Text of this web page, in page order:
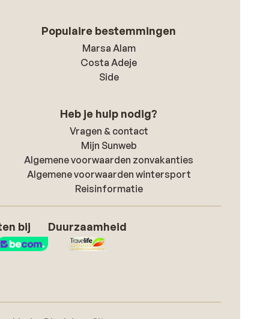
Populaire bestemmingen
Marsa Alam
Costa Adeje
Side
Heb je hulp nodig?
Vragen & contact
Mijn Sunweb
Algemene voorwaarden zonvakanties
Algemene voorwaarden wintersport
Reisinformatie
bij Duurzaamheid